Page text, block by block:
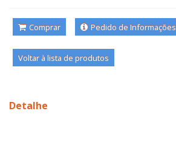
Comprar Pedido de Informações
Voltar à lista de produtos
Detalhe